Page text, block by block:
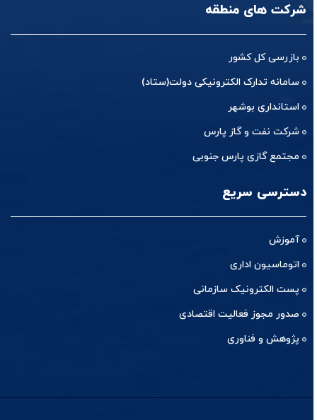
شرکت های منطقه
بازرسی کل کشور
سامانه تدارک الکترونیکی دولت(ستاد)
استانداری بوشهر
شرکت نفت و گاز پارس
مجتمع گازی پارس جنوبی
دسترسی سریع
آموزش
اتوماسیون اداری
پست الکترونیک سازمانی
صدور مجوز فعالیت اقتصادی
پژوهش و فناوری